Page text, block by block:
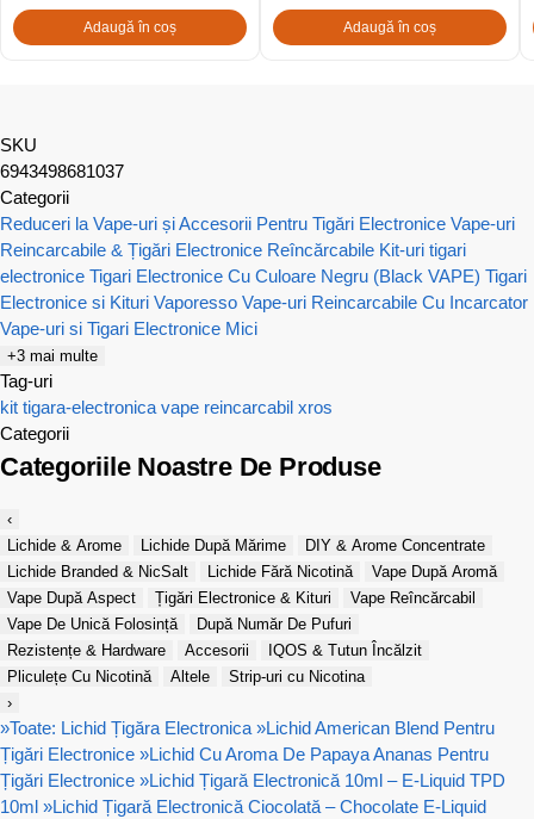
Adaugă în coș Adaugă în coș
SKU
6943498681037
Categorii
Reduceri la Vape-uri și Accesorii Pentru Tigări Electronice Vape-uri
Reincarcabile & Țigări Electronice Reîncărcabile Kit-uri tigari
electronice Tigari Electronice Cu Culoare Negru (Black VAPE) Tigari
Electronice si Kituri Vaporesso Vape-uri Reincarcabile Cu Incarcator
Vape-uri si Tigari Electronice Mici
+3 mai multe
Tag-uri
kit tigara-electronica vape reincarcabil xros
Categorii
Categoriile Noastre De Produse
‹
Lichide & Arome
Lichide După Mărime
DIY & Arome Concentrate
Lichide Branded & NicSalt
Lichide Fără Nicotină
Vape După Aromă
Vape După Aspect
Țigări Electronice & Kituri
Vape Reîncărcabil
Vape De Unică Folosință
După Număr De Pufuri
Rezistențe & Hardware
Accesorii
IQOS & Tutun Încălzit
Pliculețe Cu Nicotină
Altele
Strip-uri cu Nicotina
›
»Toate: Lichid Țigăra Electronica »Lichid American Blend Pentru
Țigări Electronice »Lichid Cu Aroma De Papaya Ananas Pentru
Țigări Electronice »Lichid Țigară Electronică 10ml – E-Liquid TPD
10ml »Lichid Țigară Electronică Ciocolată – Chocolate E-Liquid